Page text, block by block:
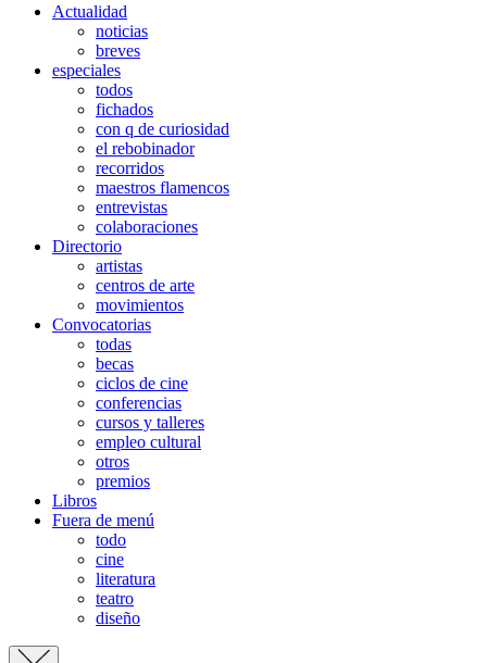
Actualidad
noticias
breves
especiales
todos
fichados
con q de curiosidad
el rebobinador
recorridos
maestros flamencos
entrevistas
colaboraciones
Directorio
artistas
centros de arte
movimientos
Convocatorias
todas
becas
ciclos de cine
conferencias
cursos y talleres
empleo cultural
otros
premios
Libros
Fuera de menú
todo
cine
literatura
teatro
diseño